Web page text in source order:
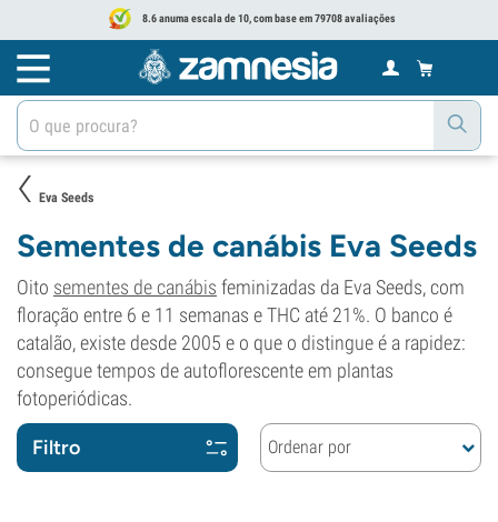
8.6 anuma escala de 10, com base em 79708 avaliações
Eva Seeds
Sementes de canábis Eva Seeds
Oito sementes de canábis feminizadas da Eva Seeds, com
floração entre 6 e 11 semanas e THC até 21%. O banco é
catalão, existe desde 2005 e o que o distingue é a rapidez:
consegue tempos de autoflorescente em plantas
fotoperiódicas.
Filtro Ordenar por